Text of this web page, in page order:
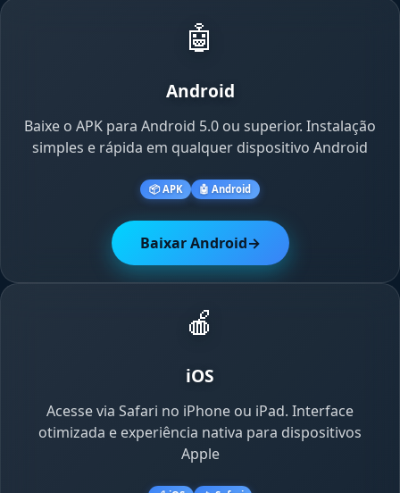
🤖
Android
Baixe o APK para Android 5.0 ou superior. Instalação
simples e rápida em qualquer dispositivo Android
📦 APK 🤖 Android
Baixar Android→
🍎
iOS
Acesse via Safari no iPhone ou iPad. Interface
otimizada e experiência nativa para dispositivos
Apple